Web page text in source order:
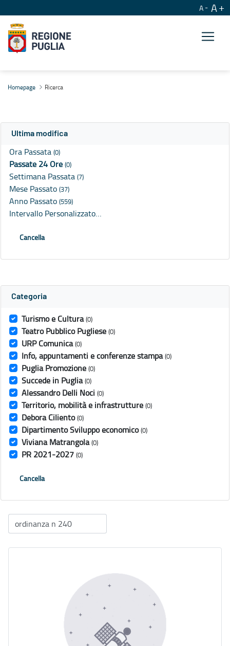
A A
Homepage Ricerca
Ultima modifica
Ora Passata (0)
Passate 24 Ore (0)
Settimana Passata (7)
Mese Passato (37)
Anno Passato (559)
Intervallo Personalizzato…
Cancella
Categoria
Turismo e Cultura (0)
Teatro Pubblico Pugliese (0)
URP Comunica (0)
Info, appuntamenti e conferenze stampa (0)
Puglia Promozione (0)
Succede in Puglia (0)
Alessandro Delli Noci (0)
Territorio, mobilità e infrastrutture (0)
Debora Ciliento (0)
Dipartimento Sviluppo economico (0)
Viviana Matrangola (0)
PR 2021-2027 (0)
Cancella